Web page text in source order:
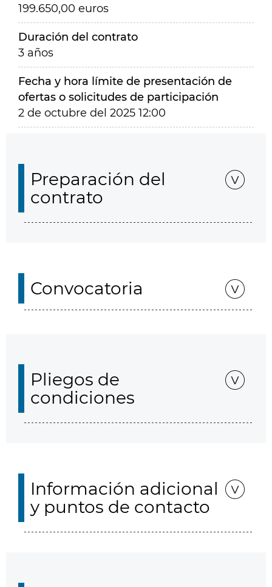
199.650,00 euros
Duración del contrato
3 años
Fecha y hora límite de presentación de
ofertas o solicitudes de participación
2 de octubre del 2025 12:00
Preparación del
contrato
Convocatoria
Pliegos de
condiciones
Información adicional
y puntos de contacto